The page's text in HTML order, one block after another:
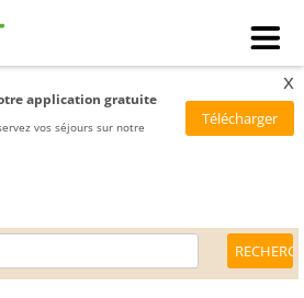
application gratuite
vos séjours sur notre
x